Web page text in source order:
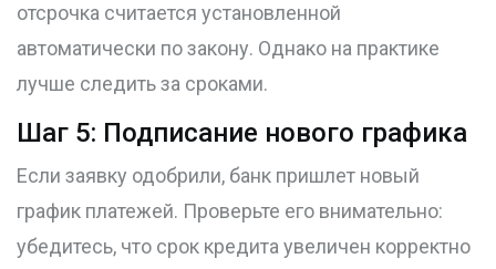
отсрочка считается установленной
автоматически по закону. Однако на практике
лучше следить за сроками.
Шаг 5: Подписание нового графика
Если заявку одобрили, банк пришлет новый
график платежей. Проверьте его внимательно:
убедитесь, что срок кредита увеличен корректно